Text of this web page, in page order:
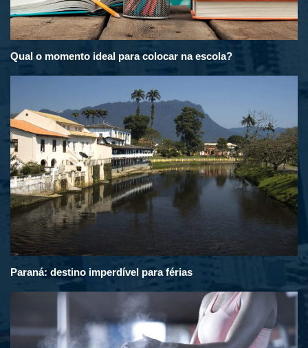
Qual o momento ideal para colocar na escola?
Paraná: destino imperdível para férias